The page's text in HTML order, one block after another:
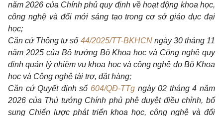
năm 2026 của Chính phủ quy định về hoạt động khoa học,
công nghệ và đổi mới sáng tạo trong cơ sở giáo dục đại
học;
Căn cứ Thông tư số 44/2025/TT-BKHCNngày 30 tháng 11
năm 2025 của Bộ trưởng Bộ Khoa học và Công nghệ quy
định quản lý nhiệm vụ khoa học và công nghệ do Bộ Khoa
học và Công nghệ tài trợ, đặt hàng;
Căn cứ Quyết định số 604/QĐ-TTg ngày 02 tháng 4 năm
2026 của Thủ tướng Chính phủ phê duyệt điều chỉnh, bổ
sung Chiến lược phát triển khoa học, công nghệ và đổi